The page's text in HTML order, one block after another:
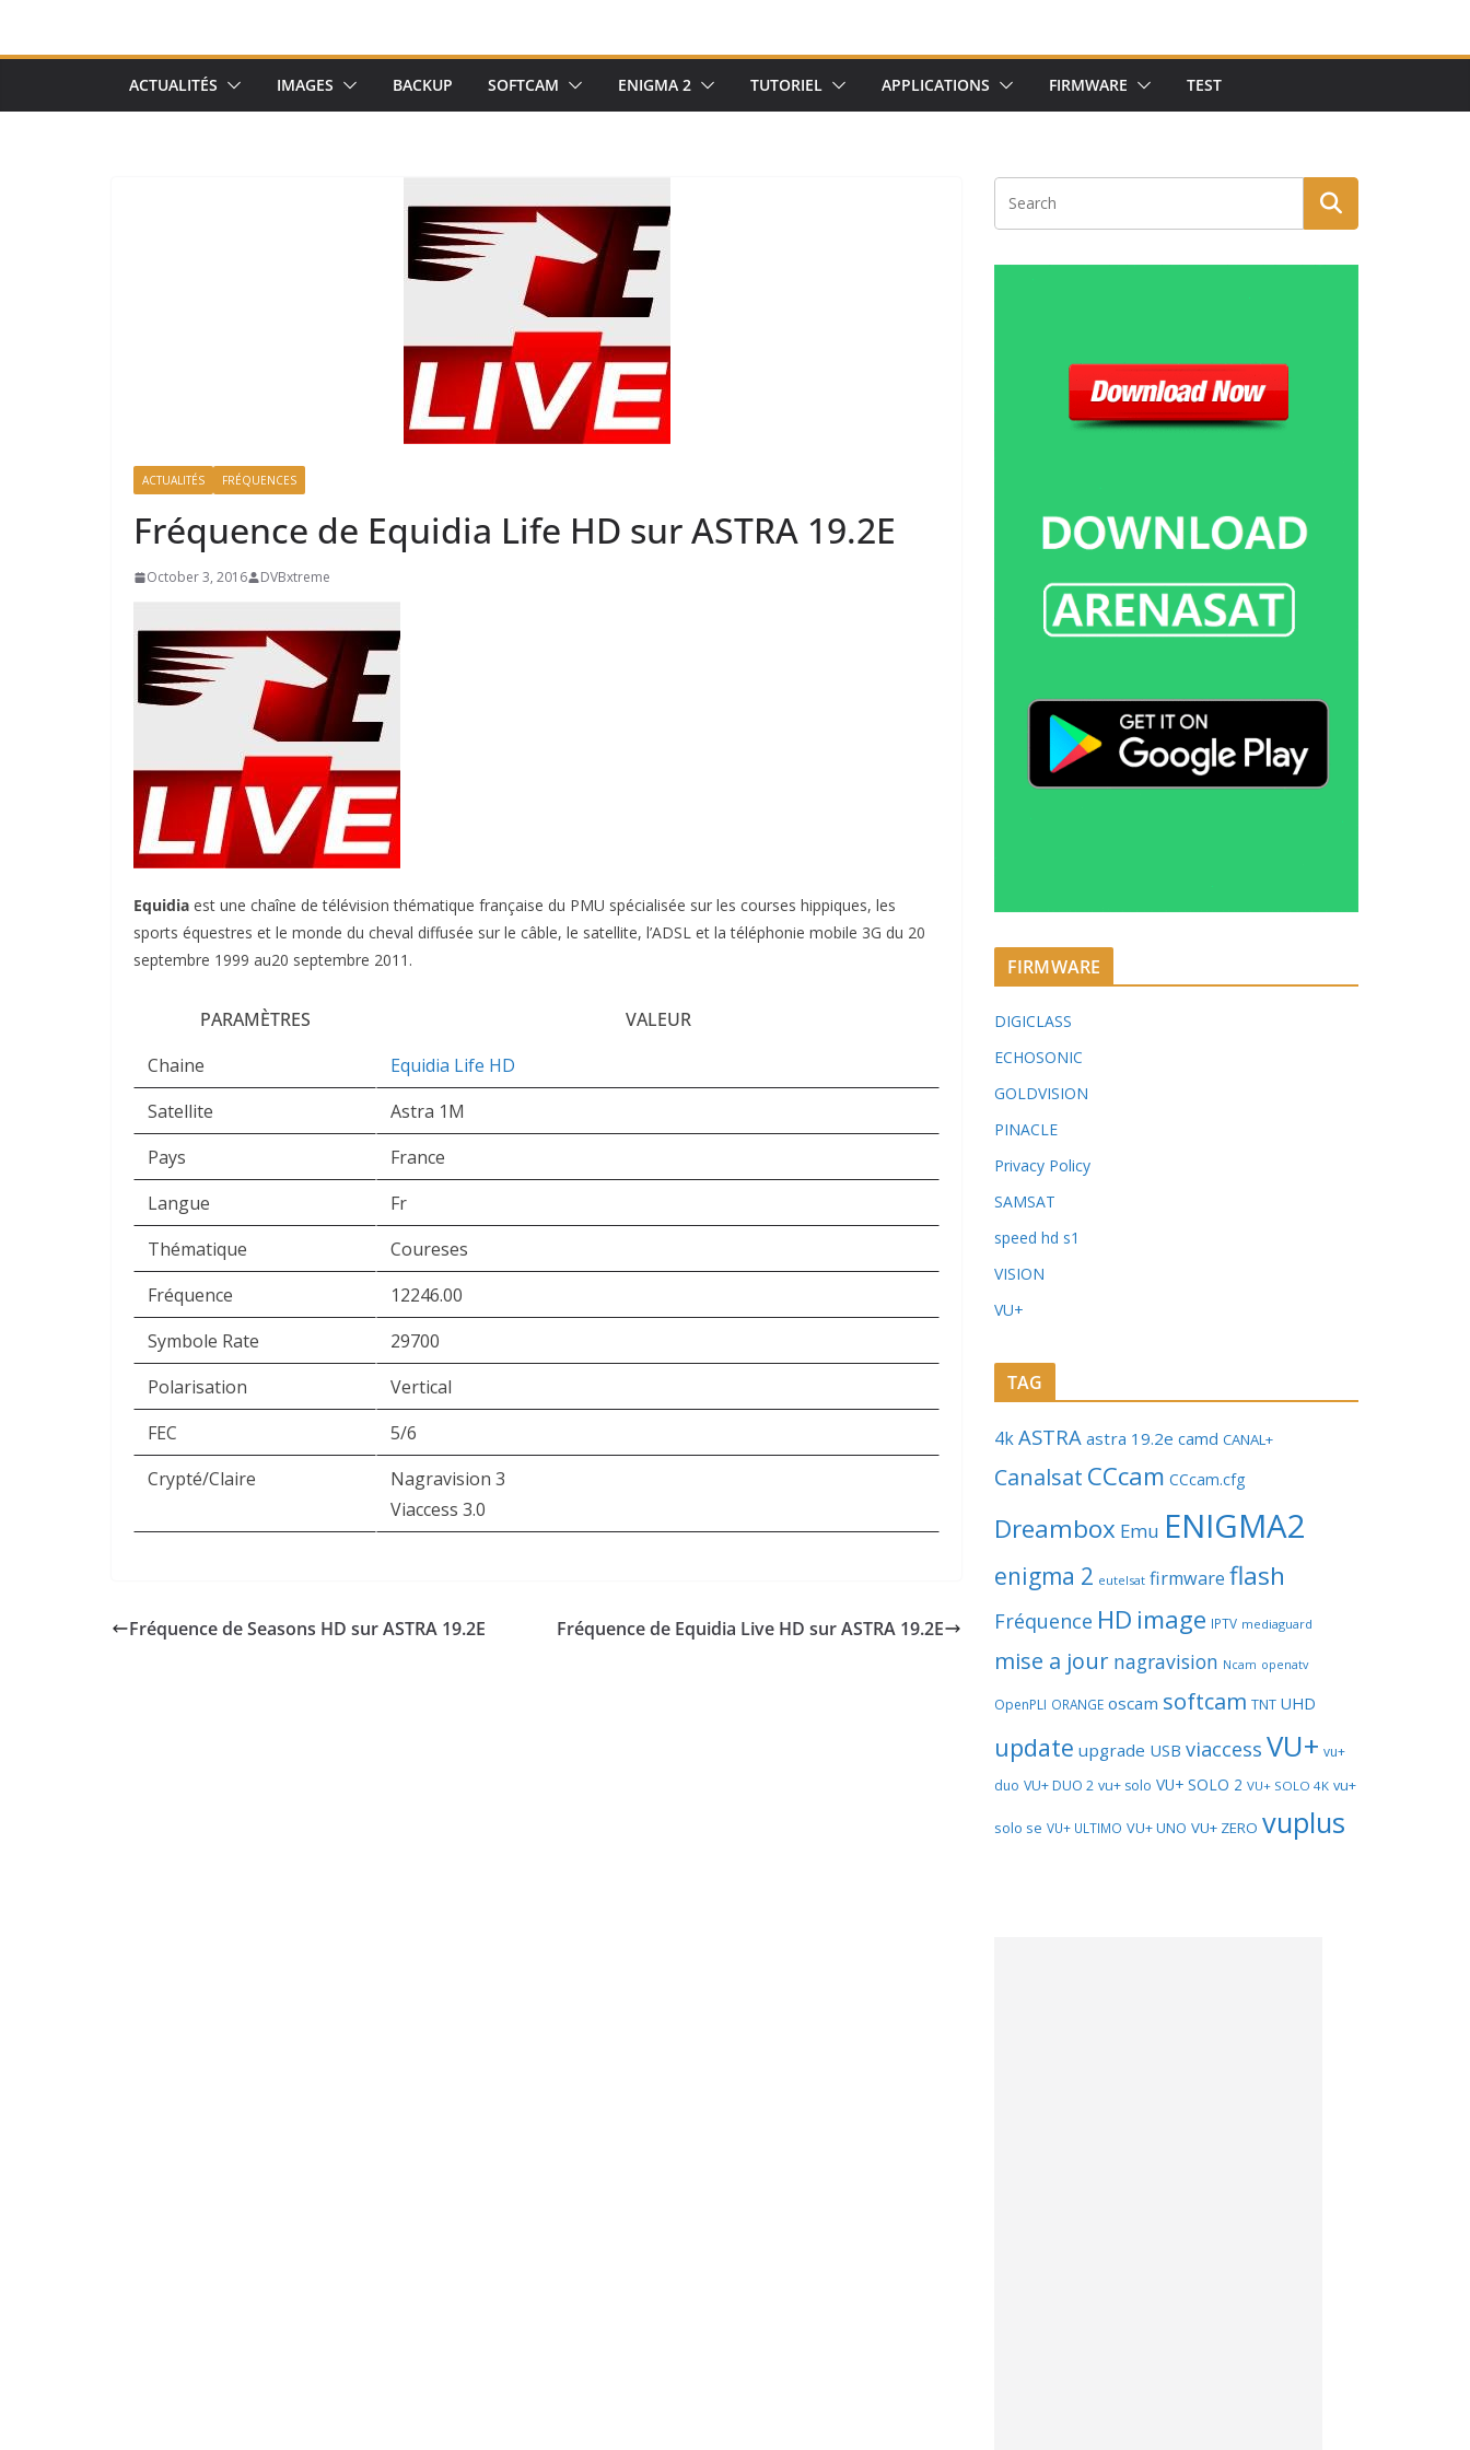
ACTUALITÉS IMAGES BACKUP SOFTCAM ENIGMA 2 TUTORIEL APPLICATIONS FIRMWARE TEST
ACTUALITÉS FRÉQUENCES
Fréquence de Equidia Life HD sur ASTRA 19.2E
October 3, 2016 DVBxtreme
Equidia est une chaîne de télévision thématique française du PMU spécialisée sur les courses hippiques, les
sports équestres et le monde du cheval diffusée sur le câble, le satellite, l’ADSL et la téléphonie mobile 3G du 20
septembre 1999 au20 septembre 2011 .
PARAMÈTRES
VALEUR
Chaine
Equidia Life HD
Satellite
Astra 1M
Pays
France
Langue
Fr
Thématique
Coureses
Fréquence
12246.00
Symbole Rate
29700
Polarisation
Vertical
FEC
5/6
Crypté/Claire
Nagravision 3
Viaccess 3.0
Fréquence de Seasons HD sur ASTRA 19.2E Fréquence de Equidia Live HD sur ASTRA 19.2E
FIRMWARE
DIGICLASS
ECHOSONIC
GOLDVISION
PINACLE
Privacy Policy
SAMSAT
speed hd s1
VISION
VU+
TAG
4kASTRA astra 19.2e camd CANAL+
Canalsat CCcam CCcam.cfg
Dreambox Emu ENIGMA2
enigma 2 eutelsat firmware flash
Fréquence HD image IPTV mediaguard
mise a jour nagravision Ncam openatv
OpenPLI ORANGE oscam softcam TNT UHD
update upgrade USB viaccess VU+ vu+
duo VU+ DUO 2 vu+ solo VU+ SOLO 2 VU+ SOLO 4K vu+
solo se VU+ ULTIMO VU+ UNO VU+ ZERO vuplus